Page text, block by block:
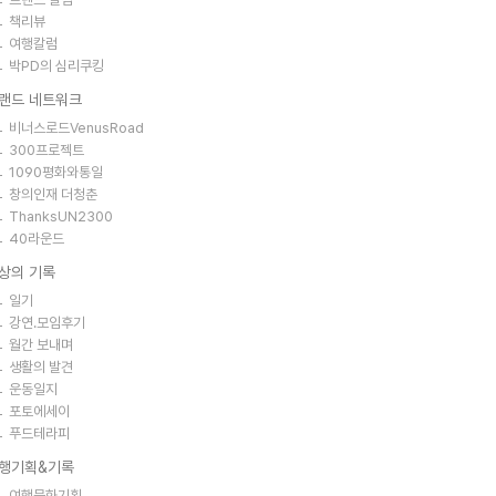
책리뷰
여행칼럼
박PD의 심리쿠킹
드 네트워크
비너스로드VenusRoad
300프로젝트
1090평화와통일
창의인재 더청춘
ThanksUN2300
40라운드
의 기록
일기
강연.모임후기
월간 보내며
생활의 발견
운동일지
포토에세이
푸드테라피
기획&기록